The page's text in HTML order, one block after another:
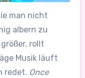
man nicht
albern zu
rollt
Musik läuft
redet. Once